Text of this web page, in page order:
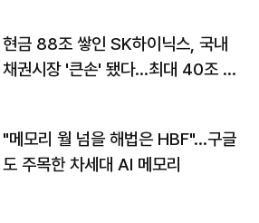
현금 88조 쌓인 SK하이닉스, 국내
채권시장 '큰손' 됐다…최대 40조 투
"메모리 월 넘을 해법은 HBF"…구글
도 주목한 차세대 AI 메모리